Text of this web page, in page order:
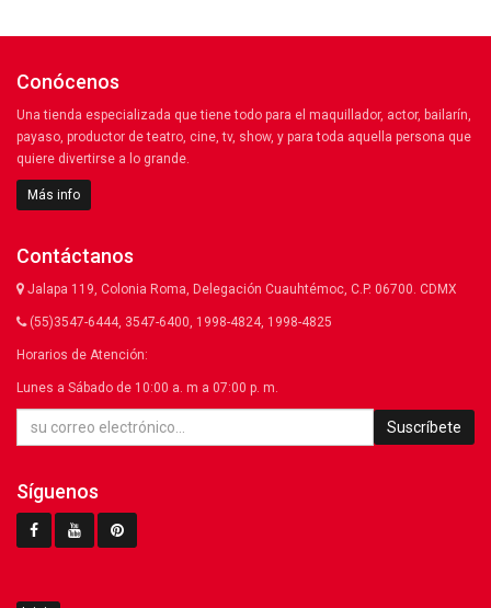
Conócenos
Una tienda especializada que tiene todo para el maquillador, actor, bailarín,
payaso, productor de teatro, cine, tv, show, y para toda aquella persona que
quiere divertirse a lo grande.
Más info
Contáctanos
Jalapa 119, Colonia Roma, Delegación Cuauhtémoc, C.P. 06700. CDMX
(55)3547-6444, 3547-6400, 1998-4824, 1998-4825
Horarios de Atención:
Lunes a Sábado de 10:00 a. m a 07:00 p. m.
Suscríbete
Síguenos